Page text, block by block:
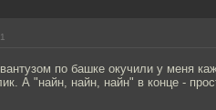
по башке окучили у меня
А "найн, найн, найн" в конце -